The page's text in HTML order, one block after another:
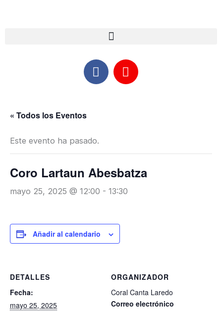
F
a
o
k
I
n
a
« Todos los Eventos
Este evento ha pasado.
Coro Lartaun Abesbatza
mayo 25, 2025 @ 12:00 - 13:30
Añadir al calendario
DETALLES
Fecha:
mayo 25, 2025
ORGANIZADOR
Coral Canta Laredo
Correo electrónico